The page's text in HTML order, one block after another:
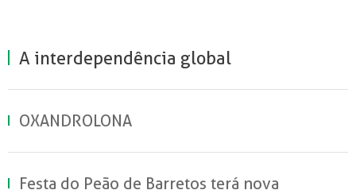
A interdependência global
OXANDROLONA
Festa do Peão de Barretos terá nova